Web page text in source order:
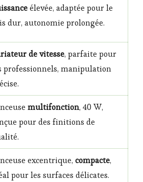
élevée, adaptée pour le
dur, autonomie prolongée.
de vitesse, parfaite pour
professionnels, manipulation
multifonction, 40 W,
pour des finitions de
excentrique, compacte,
pour les surfaces délicates.